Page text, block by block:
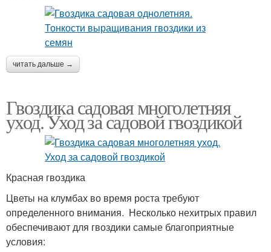
читать дальше →
Гвоздика садовая многолетняя
уход. Уход за садовой гвоздикой
Красная гвоздика
Цветы на клумбах во время роста требуют
определенного внимания. Несколько нехитрых правил
обеспечивают для гвоздики самые благоприятные
условия: